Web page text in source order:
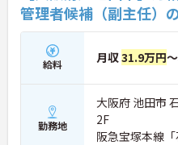
管理者候補（副主任）
給料 月収31.9万円
勤務地
大阪府 池田市
2F
阪急宝塚本線